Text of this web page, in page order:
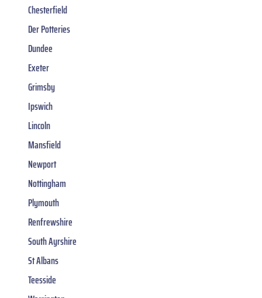
Chesterfield
Der Potteries
Dundee
Exeter
Grimsby
Ipswich
Lincoln
Mansfield
Newport
Nottingham
Plymouth
Renfrewshire
South Ayrshire
St Albans
Teesside